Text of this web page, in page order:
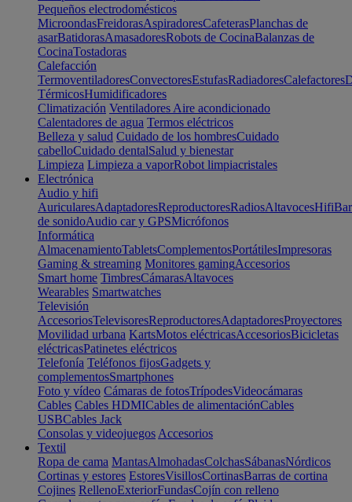
Pequeños electrodomésticos
MicroondasFreidorasAspiradoresCafeterasPlanchas de
asarBatidorasAmasadoresRobots de CocinaBalanzas de
CocinaTostadoras
Calefacción
TermoventiladoresConvectoresEstufasRadiadoresCalefactores
TérmicosHumidificadores
Climatización Ventiladores Aire acondicionado
Calentadores de agua Termos eléctricos
Belleza y salud Cuidado de los hombresCuidado
cabelloCuidado dentalSalud y bienestar
Limpieza Limpieza a vaporRobot limpiacristales
Electrónica
Audio y hifi
AuricularesAdaptadoresReproductoresRadiosAltavocesHifi
de sonidoAudio car y GPSMicrófonos
Informática
AlmacenamientoTabletsComplementosPortátilesImpresoras
Gaming & streaming Monitores gamingAccesorios
Smart home TimbresCámarasAltavoces
Wearables Smartwatches
Televisión
AccesoriosTelevisoresReproductoresAdaptadoresProyectores
Movilidad urbana KartsMotos eléctricasAccesoriosBicicletas
eléctricasPatinetes eléctricos
Telefonía Teléfonos fijosGadgets y
complementosSmartphones
Foto y vídeo Cámaras de fotosTrípodesVideocámaras
Cables Cables HDMICables de alimentaciónCables
USBCables Jack
Consolas y videojuegos Accesorios
Textil
Ropa de cama MantasAlmohadasColchasSábanasNórdicos
Cortinas y estores EstoresVisillosCortinasBarras de cortina
Cojines RellenoExteriorFundasCojín con relleno